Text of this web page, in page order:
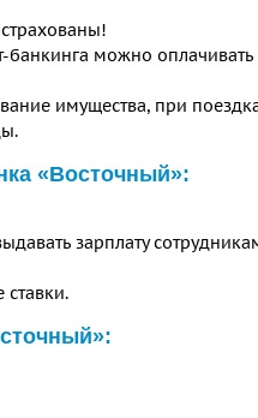
можно
имущества, при
«Восточный»:
зарплату